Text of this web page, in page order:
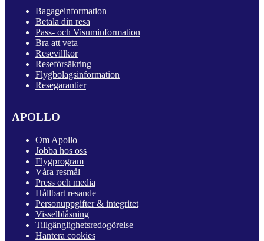
Bagageinformation
Betala din resa
Pass- och Visuminformation
Bra att veta
Resevillkor
Reseförsäkring
Flygbolagsinformation
Resegarantier
APOLLO
Om Apollo
Jobba hos oss
Flygprogram
Våra resmål
Press och media
Hållbart resande
Personuppgifter & integritet
Visselblåsning
Tillgänglighetsredogörelse
Hantera cookies